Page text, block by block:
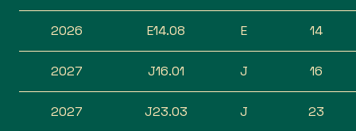
2026 E14.08 E 14
2027 J16.01 J 16
2027 J23.03 J 23